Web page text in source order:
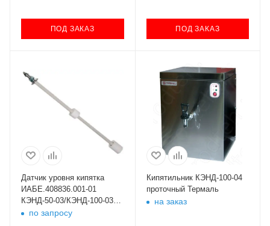
ПОД ЗАКАЗ ПОД ЗАКАЗ
Датчик уровня кипятка
ИАБЕ.408836.001-01
КЭНД-50-03/КЭНД-100-03
Термаль
по запросу
Кипятильник КЭНД-100-04
проточный Термаль
на заказ